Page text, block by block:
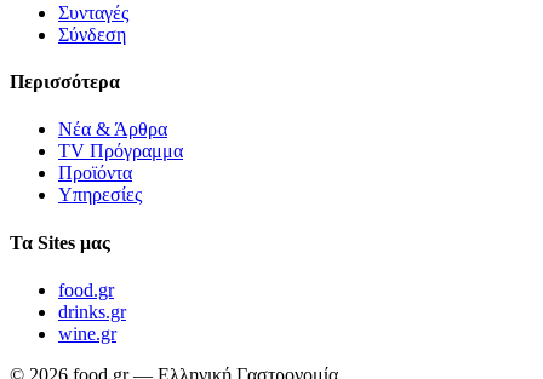
Συνταγές
Σύνδεση
Περισσότερα
Νέα & Άρθρα
TV Πρόγραμμα
Προϊόντα
Υπηρεσίες
Τα Sites μας
food.gr
drinks.gr
wine.gr
© 2026 food.gr — Ελληνική Γαστρονομία